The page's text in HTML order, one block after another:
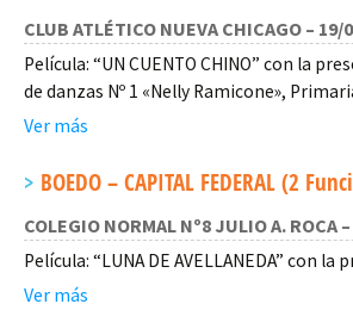
CLUB ATLÉTICO NUEVA CHICAGO – 19/
Película: “UN CUENTO CHINO” con la
de danzas Nº 1 «Nelly Ramicone»,
Ver más
BOEDO – CAPITAL FEDERAL (2
COLEGIO NORMAL Nº8 JULIO A. ROCA
Película: “LUNA DE AVELLANEDA” con
Ver más